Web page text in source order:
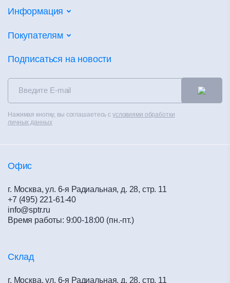
Потолочные системы
Напольные покрытия
Фальшпол
Теплоизоляция
Чистые помещения
Вентилируемые фасады
Информация
Партнеры
Новости
Контакты
Контакты
Покупателям
Калькуляторы
Альбом технических решений
Каталоги
Полезное
Подписаться на новости
Нажимая кнопку, вы соглашаетесь с условиями обработки
личных данных
Офис
г. Москва, ул. 6-я Радиальная, д. 28, стр. 11
+7 (495) 221-61-40
info@sptr.ru
Время работы: 9:00-18:00 (пн.-пт.)
Склад
г. Москва, ул. 6-я Радиальная, д. 28, стр. 11